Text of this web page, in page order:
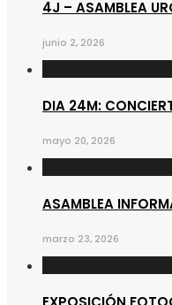
4J – ASAMBLEA
junio 2, 2026
DIA 24M:
mayo 20, 2026
ASAMBLEA
marzo 23, 2026